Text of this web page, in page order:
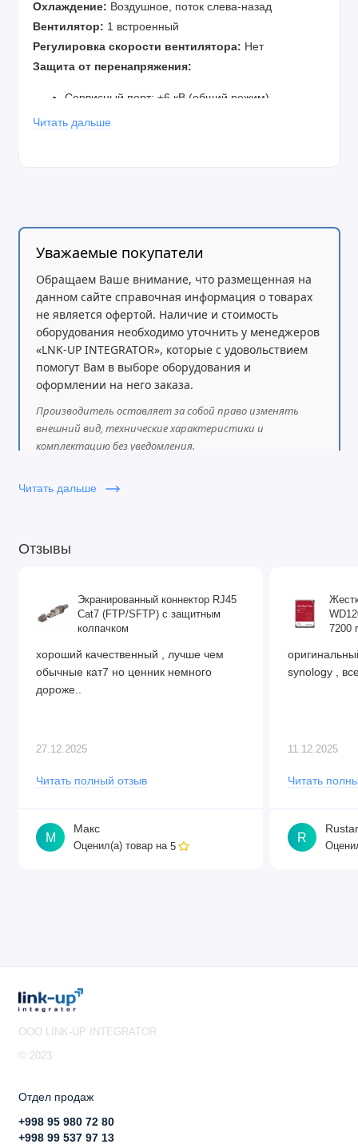
Охлаждение: Воздушное, поток слева-назад
Вентилятор: 1 встроенный
Регулировка скорости вентилятора: Нет
Защита от перенапряжения:
Сервисный порт: ±6 кВ (общий режим)
Питание: ±6 кВ (общий и дифференциальный
Размеры (Ш × Г × В):440 × 207.5 × 43.6 мм
Гарантия:5 лет
Сертификация: CE, FCC
Читать дальше
Уважаемые покупатели
Обращаем Ваше внимание, что размещенная на
данном сайте справочная информация о товарах
не является офертой. Наличие и стоимость
оборудования необходимо уточнить у менеджеров
«LNK-UP INTEGRATOR», которые с удовольствием
помогут Вам в выборе оборудования и
оформлении на него заказа.
Производитель оставляет за собой право изменять
внешний вид, технические характеристики и
комплектацию без уведомления.
Читать дальше
Отзывы
Экранированный коннектор RJ45
Cat7 (FTP/SFTP) с защитным
колпачком
хороший качественный , лучше чем
обычные кат7 но ценник немного
дороже..
27.12.2025
Читать полный отзыв
М
Макс
Оценил(а) товар на 5
7200
synology ,
11.12.2025
Читать
R
OOO LINK-UP INTEGRATOR
© 2023
Отдел продаж
+998 95 980 72 80
+998 99 537 97 13